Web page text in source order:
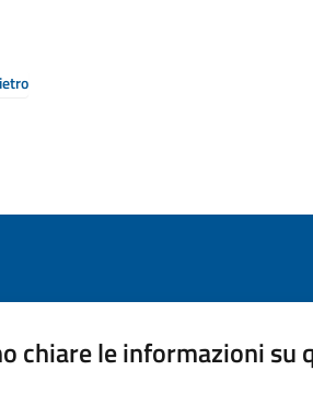
chiare le informazioni su